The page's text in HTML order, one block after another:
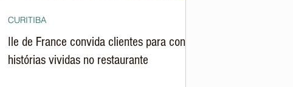
Ile de France convida clientes para contar
histórias vividas no restaurante
CURITIBA